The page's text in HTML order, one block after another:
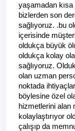
yaşamadan kısa
bizlerden son
sağlıyoruz. .bu
içerisinde
oldukça büyük
oldukça kolay
sağlıyoruz.
olan uzman
noktada
böylesine özel
hizmetlerini alan
kolaylaştırıyor
çalışıp da